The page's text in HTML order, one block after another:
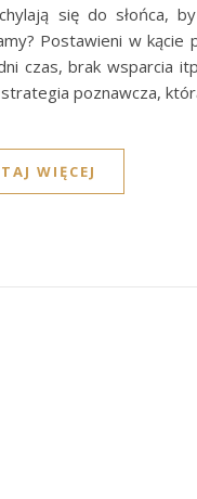
się do słońca,
Postawieni w
czas, brak wsparcia
poznawcza,
WIĘCEJ